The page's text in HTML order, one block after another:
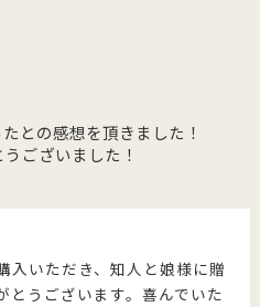
との感想を頂きました！
ございました！
入いただき、知人と娘様に贈
とうございます。喜んでいた